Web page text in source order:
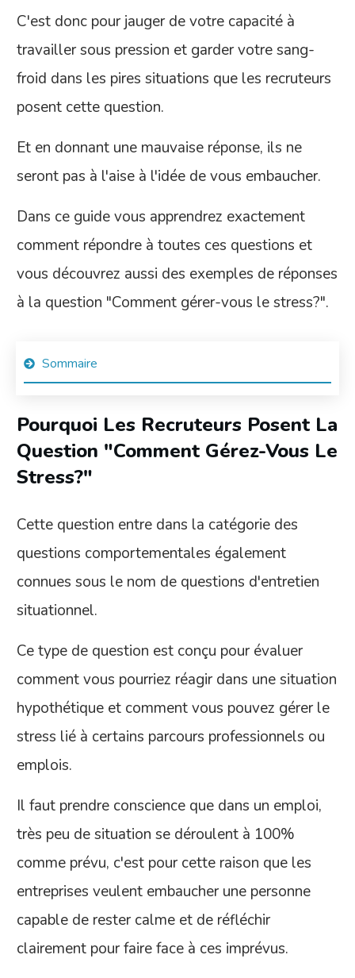
C'est donc pour jauger de votre capacité à
travailler sous pression et garder votre sang-
froid dans les pires situations que les recruteurs
posent cette question.
Et en donnant une mauvaise réponse, ils ne
seront pas à l'aise à l'idée de vous embaucher.
Dans ce guide vous apprendrez exactement
comment répondre à toutes ces questions et
vous découvrez aussi des exemples de réponses
à la question "Comment gérer-vous le stress?".
Sommaire
Pourquoi Les Recruteurs Posent La
Question "Comment Gérez-Vous Le
Stress?"
Cette question entre dans la catégorie des
questions comportementales également
connues sous le nom de questions d'entretien
situationnel.
Ce type de question est conçu pour évaluer
comment vous pourriez réagir dans une situation
hypothétique et comment vous pouvez gérer le
stress lié à certains parcours professionnels ou
emplois.
Il faut prendre conscience que dans un emploi,
très peu de situation se déroulent à 100%
comme prévu, c'est pour cette raison que les
entreprises veulent embaucher une personne
capable de rester calme et de réfléchir
clairement pour faire face à ces imprévus.